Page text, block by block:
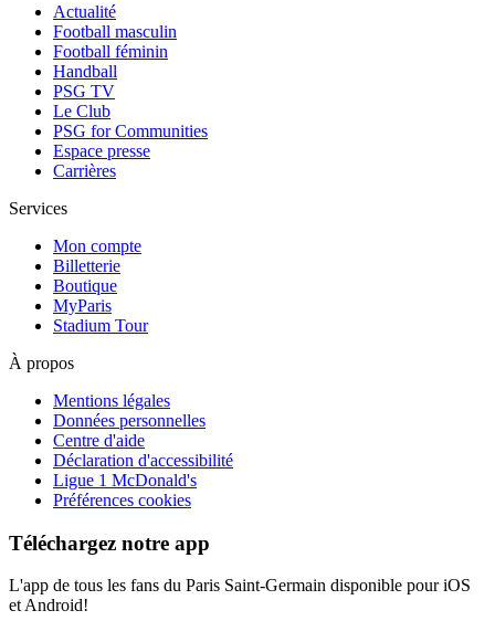
Actualité
Football masculin
Football féminin
Handball
PSG TV
Le Club
PSG for Communities
Espace presse
Carrières
Services
Mon compte
Billetterie
Boutique
MyParis
Stadium Tour
À propos
Mentions légales
Données personnelles
Centre d'aide
Déclaration d'accessibilité
Ligue 1 McDonald's
Préférences cookies
Téléchargez notre app
L'app de tous les fans du Paris Saint-Germain disponible pour iOS
et Android!